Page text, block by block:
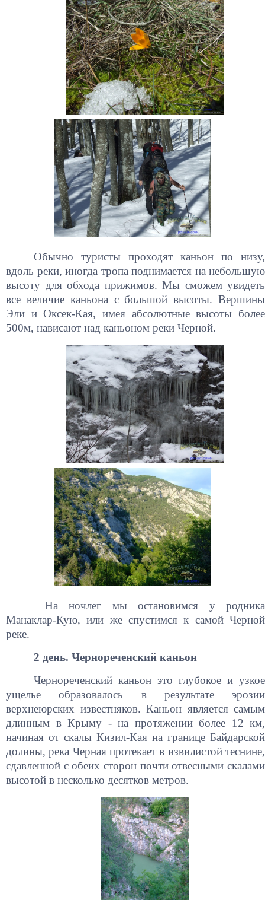
Обычно туристы проходят каньон по низу,
вдоль реки, иногда тропа поднимается на небольшую
высоту для обхода прижимов. Мы сможем увидеть
все величие каньона с большой высоты. Вершины
Эли и Оксек-Кая, имея абсолютные высоты более
500м, нависают над каньоном реки Черной.
На ночлег мы остановимся у родника
Манаклар-Кую, или же спустимся к самой Черной
реке.
2 день. Чернореченский каньон
Чернореченский каньон это глубокое и узкое
ущелье образовалось в результате эрозии
верхнеюрских известняков. Каньон является самым
длинным в Крыму - на протяжении более 12 км,
начиная от скалы Кизил-Кая на границе Байдарской
долины, река Черная протекает в извилистой теснине,
сдавленной с обеих сторон почти отвесными скалами
высотой в несколько десятков метров.